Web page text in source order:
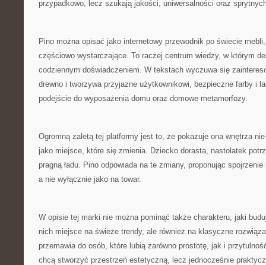
przypadkowo, lecz szukają jakości, uniwersalności oraz
Pino można opisać jako internetowy przewodnik po świecie
częściowo wystarczające. To raczej centrum wiedzy, w którym
codziennym doświadczeniem. W tekstach wyczuwa się
drewno i tworzywa przyjazne użytkownikowi, bezpieczne farby i
podejście do wyposażenia domu oraz domowe metamorfozy.
Ogromną zaletą tej platformy jest to, że pokazuje ona wnętrza
jako miejsce, które się zmienia. Dziecko dorasta, nastolatek
pragną ładu. Pino odpowiada na te zmiany, proponując
a nie wyłącznie jako na towar.
W opisie tej marki nie można pominąć także charakteru, jaki
nich miejsce na świeże trendy, ale również na klasyczne
przemawia do osób, które lubią zarówno prostotę, jak i
chcą stworzyć przestrzeń estetyczną, lecz jednocześnie